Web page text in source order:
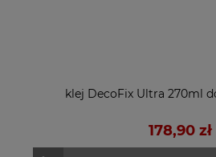
klej DecoFix Ultra 270ml
178,90 zł